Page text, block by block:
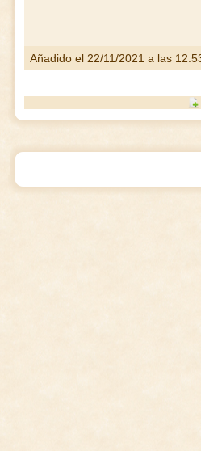
Añadido el 22/11/2021 a las